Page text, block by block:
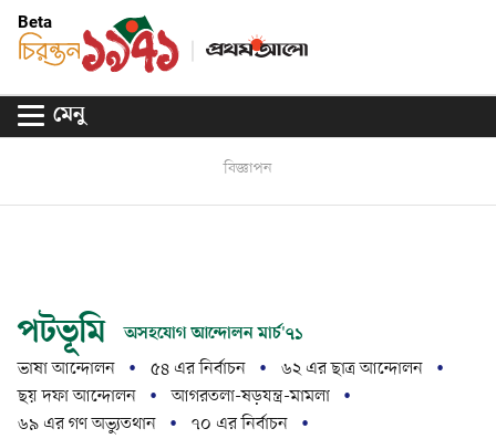
Beta
মেনু
বিজ্ঞাপন
পটভূমি
অসহযোগ আন্দোলন মার্চ'৭১
ভাষা আন্দোলন
৫৪ এর নির্বাচন
৬২ এর ছাত্র আন্দোলন
ছয় দফা আন্দোলন
আগরতলা-ষড়যন্ত্র-মামলা
৬৯ এর গণ অভ্যুতথান
৭০ এর নির্বাচন